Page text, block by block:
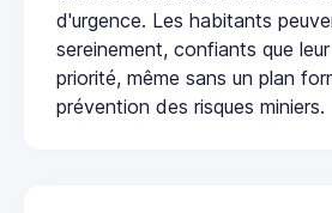
d'urgence. Les habitants
sereinement, confiants que
priorité, même sans un plan
prévention des risques miniers.